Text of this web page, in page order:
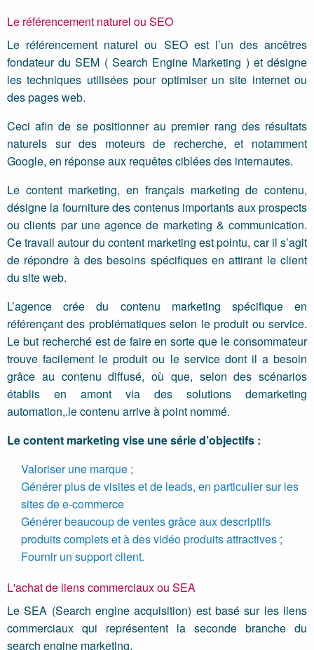
Le référencement naturel ou SEO
Le référencement naturel ou SEO est l’un des ancêtres
fondateur du SEM ( Search Engine Marketing ) et désigne
les techniques utilisées pour optimiser un site internet ou
des pages web.
Ceci afin de se positionner au premier rang des résultats
naturels sur des moteurs de recherche, et notamment
Google, en réponse aux requêtes ciblées des internautes.
Le content marketing, en français marketing de contenu,
désigne la fourniture des contenus importants aux prospects
ou clients par une agence de marketing & communication.
Ce travail autour du content marketing est pointu, car il s’agit
de répondre à des besoins spécifiques en attirant le client
du site web.
L’agence crée du contenu marketing spécifique en
référençant des problématiques selon le produit ou service.
Le but recherché est de faire en sorte que le consommateur
trouve facilement le produit ou le service dont il a besoin
grâce au contenu diffusé, où que, selon des scénarios
établis en amont via des solutions demarketing
automation,.le contenu arrive à point nommé.
Le content marketing vise une série d’objectifs :
Valoriser une marque ;
Générer plus de visites et de leads, en particulier sur les
sites de e-commerce
Générer beaucoup de ventes grâce aux descriptifs
produits complets et à des vidéo produits attractives ;
Fournir un support client.
L'achat de liens commerciaux ou SEA
Le SEA (Search engine acquisition) est basé sur les liens
commerciaux qui représentent la seconde branche du
search engine marketing.